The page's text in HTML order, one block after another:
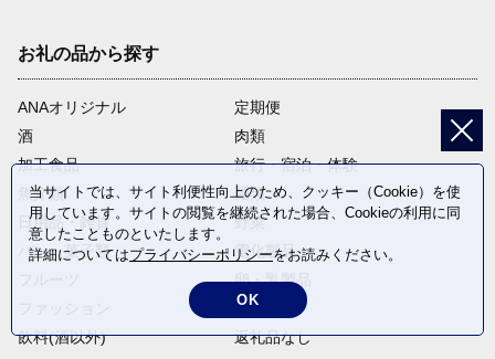
お礼の品から探す
ANAオリジナル
定期便
酒
肉類
加工食品
旅行・宿泊・体験
魚介類
麺類
日用品・雑貨
野菜
パン・菓子類
電化製品
卵・乳製品
米・穀物
飲料(酒以外)
返礼品なし
当サイトでは、サイト利便性向上のため、クッキー（Cookie）を使
用しています。サイトの閲覧を継続された場合、Cookieの利用に同
意したことものといたします。
詳細についてはプライバシーポリシーをお読みください。
OK